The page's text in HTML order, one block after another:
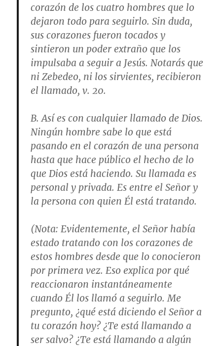
corazón de los cuatro hombres que lo
dejaron todo para seguirlo. Sin duda,
sus corazones fueron tocados y
sintieron un poder extraño que los
impulsaba a seguir a Jesús. Notarás que
ni Zebedeo, ni los sirvientes, recibieron
el llamado,v. 20.
B. Así es con cualquier llamado de Dios.
Ningún hombre sabe lo que está
pasando en el corazón de una persona
hasta que hace público el hecho de lo
que Dios está haciendo. Su llamada es
personal y privada. Es entre el Señor y
la persona con quien Él está tratando.
(Nota: Evidentemente, el Señor había
estado tratando con los corazones de
estos hombres desde que lo conocieron
por primera vez. Eso explica por qué
reaccionaron instantáneamente
cuando Él los llamó a seguirlo. Me
pregunto, ¿qué está diciendo el Señor a
tu corazón hoy? ¿Te está llamando a
ser salvo? ¿Te está llamando a algún